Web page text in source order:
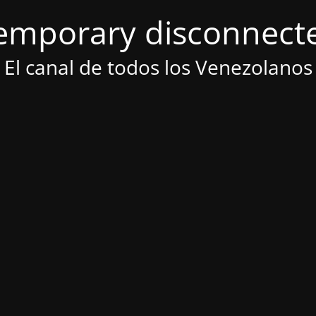
El canal de todos los Venezolanos